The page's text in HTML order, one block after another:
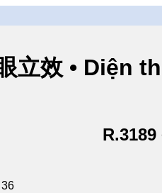
立效 •
R.3189